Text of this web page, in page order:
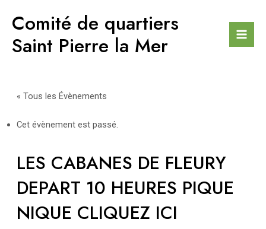
Comité de quartiers
Saint Pierre la Mer
« Tous les Évènements
Cet évènement est passé.
LES CABANES DE FLEURY
DEPART 10 HEURES PIQUE
NIQUE CLIQUEZ ICI